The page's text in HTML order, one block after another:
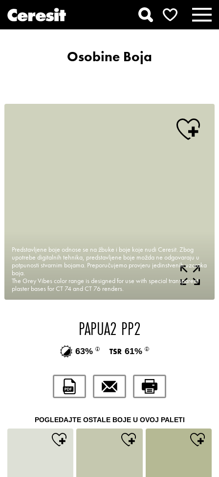
Osobine Boja
Predstavljene boje odnose se na žbuke i boje koje nudi Ceresit. Zbog
upotrebe digitalnih tehnika, predstavljene boje možda ne odgovaraju u
potpunosti stvarnim bojama. Preporučujemo provjeru jedinstvenih uzoraka
boja.
The Grey Vibes color range is designed for use with special transparent
plaster bases for CT 74 and CT 76 renders.
PAPUA2 PP2
63% 61%
POGLEDAJTE OSTALE BOJE U OVOJ PALETI